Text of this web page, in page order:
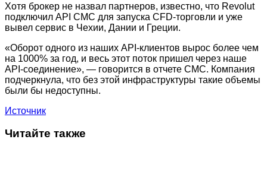
Хотя брокер не назвал партнеров, известно, что Revolut
подключил API CMC для запуска CFD-торговли и уже
вывел сервис в Чехии, Дании и Греции.
«Оборот одного из наших API-клиентов вырос более чем
на 1000% за год, и весь этот поток пришел через наше
API-соединение», — говорится в отчете CMC. Компания
подчеркнула, что без этой инфраструктуры такие объемы
были бы недоступны.
Источник
Читайте также